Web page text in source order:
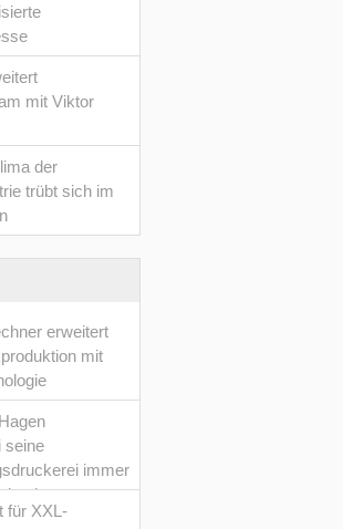
mit Viktor
der
trübt sich im
erweitert
mit
seine
immer
hat
für XXL-